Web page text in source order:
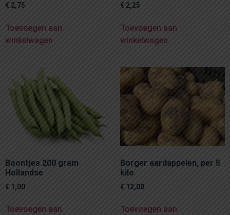
€ 2,75
Toevoegen aan
winkelwagen
€ 2,25
Toevoegen aan
winkelwagen
Boontjes 200 gram
Hollandse
€ 1,00
Toevoegen aan
Borger aardappelen, per 5
kilo
€ 12,00
Toevoegen aan